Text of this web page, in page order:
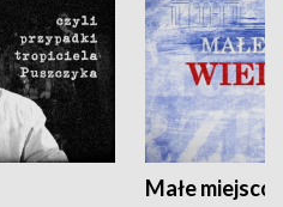
Małe